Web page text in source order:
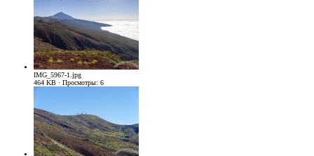
IMG_5967-1.jpg
464 KB · Просмотры: 6